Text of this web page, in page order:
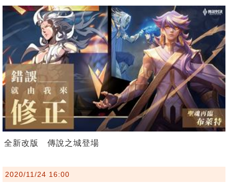
全新改版 傳說之城登場
2020/11/24 16:00